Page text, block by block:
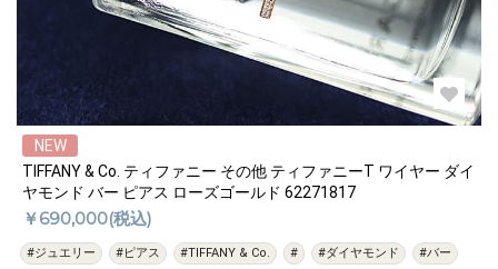
NEW
TIFFANY & Co. ティファニー その他 ティファニーT ワイヤー ダイ
ヤモンド バー ピアス ローズゴールド 62271817
￥690,000(税込)
#ジュエリー #ピアス #TIFFANY & Co. # #ダイヤモンド
#バー